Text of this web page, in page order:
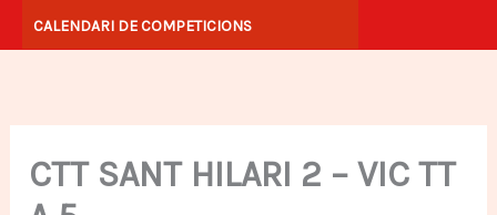
CALENDARI DE COMPETICIONS
CTT SANT HILARI 2 – VIC TT